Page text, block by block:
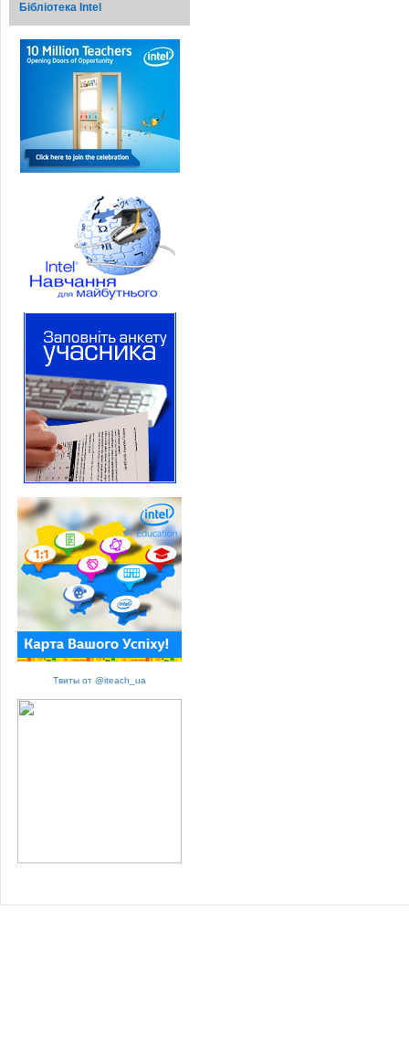
Бібліотека Intel
Твиты от @iteach_ua